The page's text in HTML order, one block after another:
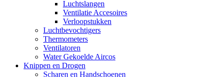
Luchtslangen
Ventilatie Accesoires
Verloopstukken
Luchtbevochtigers
Thermometers
Ventilatoren
Water Gekoelde Aircos
Knippen en Drogen
Scharen en Handschoenen